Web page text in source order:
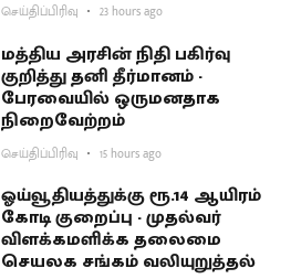
செய்திப்பிரிவு 23 hours ago
மத்திய அரசின் நிதி பகிர்வு
குறித்து தனி தீர்மானம் -
பேரவையில் ஒருமனதாக
நிறைவேற்றம்
செய்திப்பிரிவு 15 hours ago
ஓய்வூதியத்துக்கு ரூ.14 ஆயிரம்
கோடி குறைப்பு - முதல்வர்
விளக்கமளிக்க தலைமை
செயலக சங்கம் வலியுறுத்தல்